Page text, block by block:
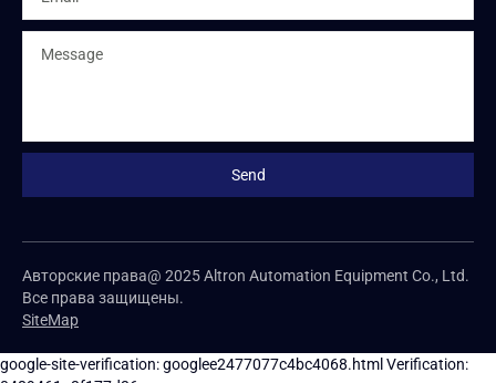
Авторские права@ 2025 Altron Automation Equipment Co., Ltd.
Все права защищены.
SiteMap
google-site-verification: googlee2477077c4bc4068.html Verification: